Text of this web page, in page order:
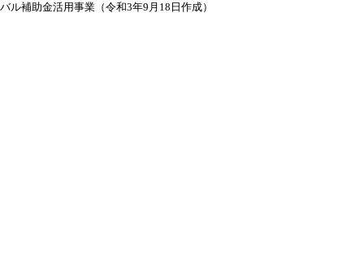
バル補助金活用事業（令和3年9月18日作成）